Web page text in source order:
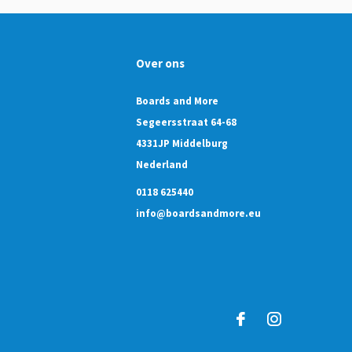
Over ons
Boards and More
Segeersstraat 64-68
4331JP Middelburg
Nederland
0118 625440
info@boardsandmore.eu